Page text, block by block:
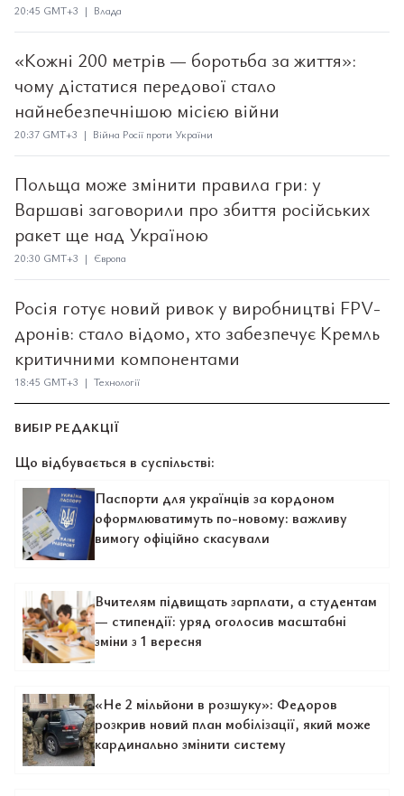
20:45 GMT+3 | Влада
«Кожні 200 метрів — боротьба за життя»:
чому дістатися передової стало
найнебезпечнішою місією війни
20:37 GMT+3 | Війна Росії проти України
Польща може змінити правила гри: у
Варшаві заговорили про збиття російських
ракет ще над Україною
20:30 GMT+3 | Європа
Росія готує новий ривок у виробництві FPV-
дронів: стало відомо, хто забезпечує Кремль
критичними компонентами
18:45 GMT+3 | Технології
ВИБІР РЕДАКЦІЇ
Що відбувається в суспільстві:
Паспорти для українців за кордоном
оформлюватимуть по-новому: важливу
вимогу офіційно скасували
Вчителям підвищать зарплати, а студентам
— стипендії: уряд оголосив масштабні
зміни з 1 вересня
«Не 2 мільйони в розшуку»: Федоров
розкрив новий план мобілізації, який може
кардинально змінити систему